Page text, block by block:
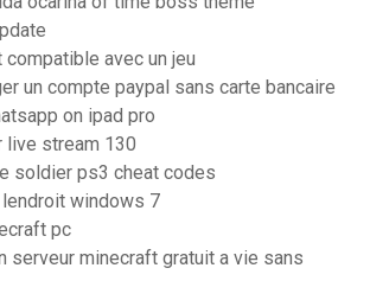
avec un jeu
un compte paypal sans carte bancaire
on ipad pro
live stream 130
soldier ps3 cheat codes
lendroit windows 7
pc
serveur minecraft gratuit a vie sans